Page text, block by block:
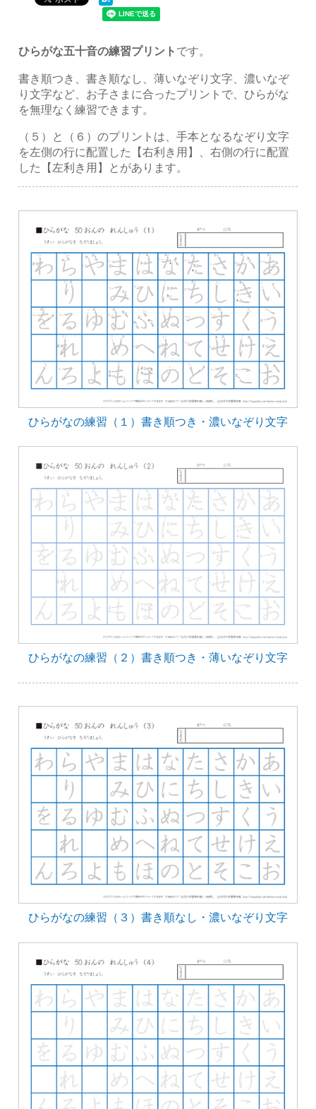
ひらがな五十音の練習プリント です。
書き順つき、書き順なし、薄いなぞり文字、濃いなぞ
り文字など、お子さまに合ったプリントで、ひらがな
を無理なく練習できます。
（５）と（６）のプリントは、手本となるなぞり文字
を左側の行に配置した【右利き用】、右側の行に配置
した【左利き用】とがあります。
ひらがなの練習（１）書き順つき・濃いなぞり文字
ひらがなの練習（２）書き順つき・薄いなぞり文字
ひらがなの練習（３）書き順なし・濃いなぞり文字